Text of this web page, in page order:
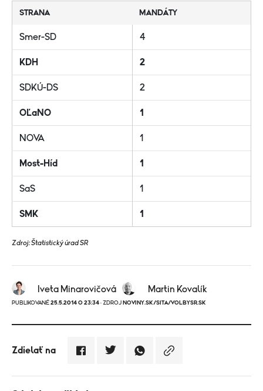
STRANA MANDÁTY
Smer-SD 4
KDH 2
SDKÚ-DS 2
OĽaNO 1
NOVA 1
Most-Híd 1
SaS 1
SMK 1
Zdroj: Štatistický úrad SR
Iveta Minarovičová Martin Kovalík
PUBLIKOVANÉ 25.5.2014 O 23:34 · ZDROJ NOVINY.SK/SITA/VOLBYSR.SK
Zdielať na